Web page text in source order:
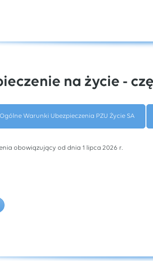
na życie -
Ogólne Warunki Ubezpieczenia PZU Życie SA
obowiązujący od dnia 1 lipca 2026 r.